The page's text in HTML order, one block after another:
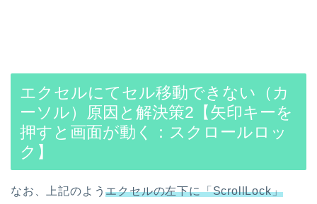
エクセルにてセル移動できない（カ
ーソル）原因と解決策2【矢印キーを
押すと画面が動く：スクロールロッ
ク】
なお、上記のようエクセルの左下に「ScrollLock」